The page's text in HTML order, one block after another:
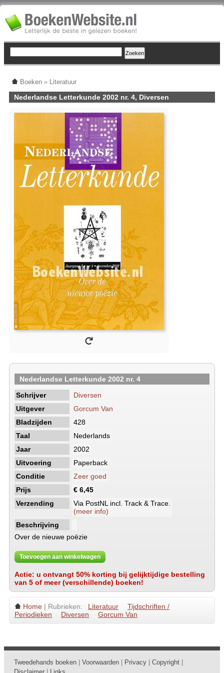
Boeken » Literatuur
Nederlandse Letterkunde 2002 nr. 4, Diversen
Nederlandse Letterkunde 2002 nr. 4
Schrijver
Diversen
Uitgever
Gorcum Van
Bladzijden
428
Taal
Nederlands
Jaar
2002
Uitvoering
Paperback
Conditie
Zeer goed
Prijs
€ 6,45
Verzending
Via PostNL incl. Track & Trace.
(meer info)
Beschrijving
Over de nieuwe poëzie
Toevoegen aan winkelwagen
Actie: u ontvangt 50% korting bij gelijktijdige bestelling
van 5 of meer (verschillende) boeken!
Home | Rubrieken: Literatuur
Tijdschriften /
Periodieken
Diversen Gorcum Van
Tweedehands boeken Voorwaarden Privacy Copyright